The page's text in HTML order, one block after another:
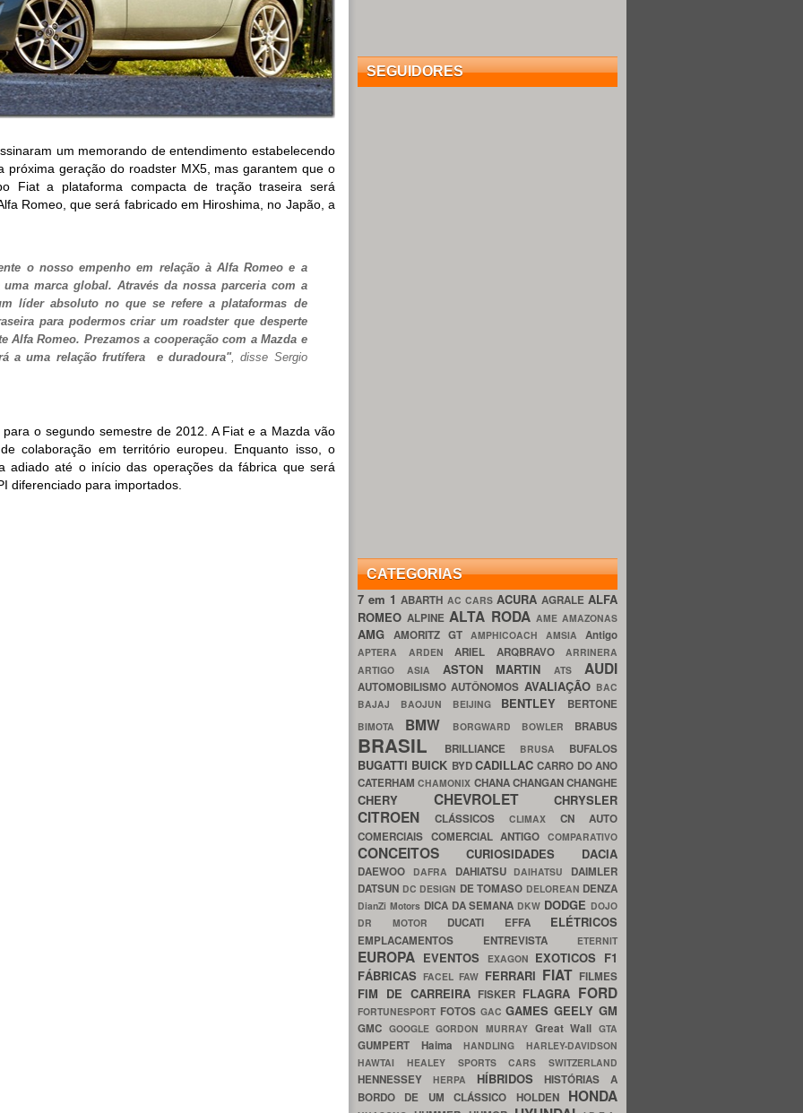
um memorando de entendimento estabelecendo
próxima geração do roadster MX5, mas garantem que o
Fiat a plataforma compacta de tração traseira será
Romeo, que será fabricado em Hiroshima, no Japão, a
o nosso empenho em relação à Alfa Romeo e a
marca global. Através da nossa parceria com a
líder absoluto no que se refere a plataformas de
para podermos criar um roadster que desperte
Alfa Romeo. Prezamos a cooperação com a Mazda e
a uma relação frutífera e duradoura", disse Sergio
o segundo semestre de 2012. A Fiat e a Mazda vão
colaboração em território europeu. Enquanto isso, o
adiado até o início das operações da fábrica que será
diferenciado para importados.
SEGUIDORES
CATEGORIAS
7 em 1ABARTH AC CARS ACURA AGRALE ALFA
ROMEOALPINEALTA RODA AME AMAZONAS
AMG AMORITZ GT AMPHICOACH AMSIA Antigo
APTERA ARDEN ARIEL ARQBRAVO ARRINERA
ARTIGO ASIA ASTON MARTINATS AUDI
AUTOMOBILISMOAUTÔNOMOS AVALIAÇÃO BAC
BAJAJ BAOJUN BEIJING BENTLEY BERTONE
BIMOTA BMW BORGWARD BOWLER BRABUS
BRASIL BRILLIANCE BRUSA BUFALOS
BUGATTI BUICK BYDCADILLACCARRO DO ANO
CATERHAMCHAMONIX CHANACHANGANCHANGHE
CHERY CHEVROLET CHRYSLER
CITROEN CLÁSSICOS CLIMAX CN AUTO
COMERCIAIS COMERCIAL ANTIGOCOMPARATIVO
CONCEITOS CURIOSIDADES DACIA
DAEWOO DAFRA DAHIATSU DAIHATSU DAIMLER
DATSUN DC DESIGN DE TOMASO DELOREAN DENZA
DianZi Motors DICA DA SEMANA DKW DODGE DOJO
DR MOTOR DUCATI EFFA ELÉTRICOS
EMPLACAMENTOS ENTREVISTA ETERNIT
EUROPA EVENTOS EXAGON EXOTICOS F1
FÁBRICASFACELFAW FERRARI FIAT FILMES
FIM DE CARREIRA FISKER FLAGRA FORD
FORTUNESPORT FOTOS GACGAMESGEELYGM
GMC GOOGLEGORDON MURRAY Great WallGTA
GUMPERT HaimaHANDLINGHARLEY-DAVIDSON
HAWTAI HEALEY SPORTS CARS SWITZERLAND
HENNESSEY HERPA HÍBRIDOSHISTÓRIAS A
BORDO DE UM CLÁSSICO HOLDEN HONDA